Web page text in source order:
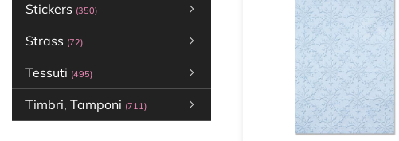
Stickers (350)
Strass (72)
Tessuti (495)
Timbri, Tamponi (711)